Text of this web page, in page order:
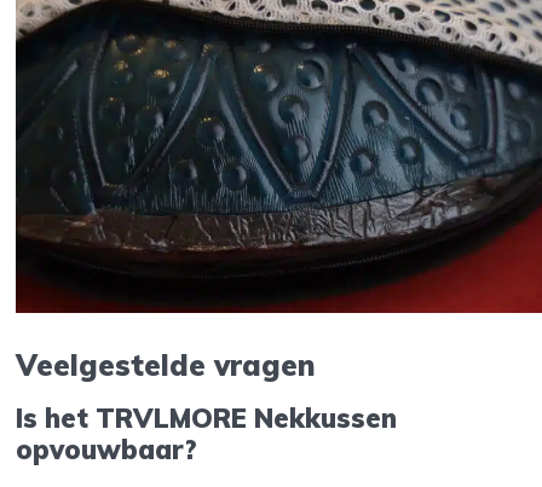
Veelgestelde vragen
Is het TRVLMORE Nekkussen
opvouwbaar?